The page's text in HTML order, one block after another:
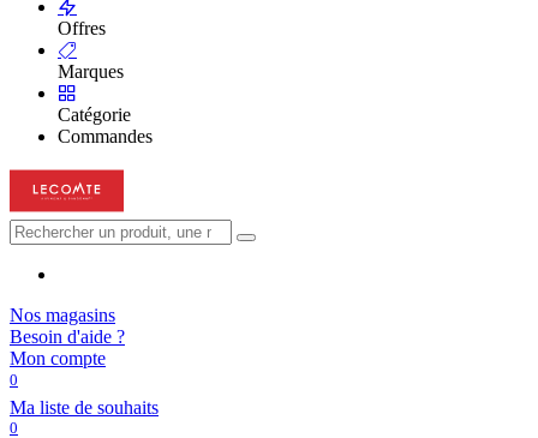
Offres
Marques
Catégorie
Commandes
Nos magasins
Besoin d'aide ?
Mon compte
0
Ma liste de souhaits
0